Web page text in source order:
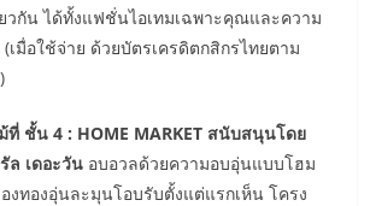
วกัน ได้ทั้งแฟชั่นไอเทมเฉพาะคุณและความ
เมื่อใช้จ่าย ด้วยบัตรเครดิตกสิกรไทยตาม
ที่ ชั้น 4 : HOME MARKET สนับสนุนโดย
ล เดอะวัน อบอวลด้วยความอบอุ่นแบบโฮม
งทองอุ่นละมุนโอบรับตั้งแต่แรกเห็น โครง